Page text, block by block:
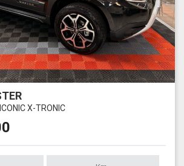
X-TRONIC